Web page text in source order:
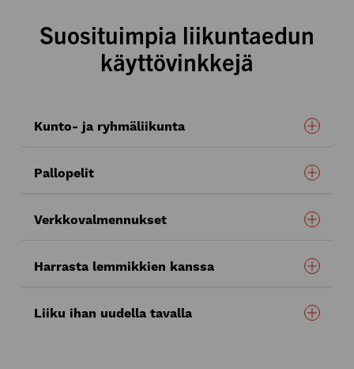
Suosituimpia liikuntaedun
käyttövinkkejä
Kunto- ja ryhmäliikunta
joogaan
BodyPump-ryhmään? Vai onko kenties
Pallopelit
-padelia
sulkapallomailan
Verkkovalmennukset
Harrasta lemmikkien kanssa
Liiku ihan uudella tavalla